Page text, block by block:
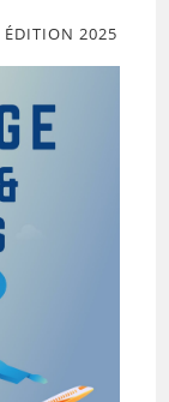
ÉDITION 2025